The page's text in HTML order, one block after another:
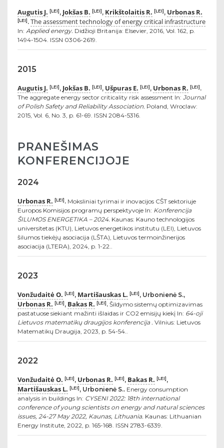
Augutis J. [LEI], Jokšas B. [LEI], Krikštolaitis R. [LEI], Urbonas R.
[LEI]. The assessment technology of energy critical infrastructure
In: Applied energy. Didžioji Britanija: Elsevier, 2016, Vol. 162, p.
1494-1504. ISSN 0306-2619.
2015
Augutis J. [LEI], Jokšas B. [LEI], Ušpuras E. [LEI], Urbonas R. [LEI].
The aggregate energy sector criticality risk assessment In: Journal
of Polish Safety and Reliability Association. Poland, Wroclaw:
2015, Vol. 6, No. 3, p. 61-69. ISSN 2084-5316.
PRANEŠIMAS
KONFERENCIJOJE
2024
Urbonas R. [LEI]. Moksliniai tyrimai ir inovacijos CŠT sektoriuje
Europos Komisijos programų perspektyvoje In: Konferencija
ŠILUMOS ENERGETIKA – 2024. Kaunas: Kauno technologijos
universitetas (KTU), Lietuvos energetikos institutu (LEI), Lietuvos
šilumos tiekėjų asociacija (LŠTA), Lietuvos termoinžinerijos
asociacija (LTERA), 2024, p. 1-22..
2023
Vonžudaitė O. [LEI], Martišauskas L. [LEI], Urbonienė S.,
Urbonas R. [LEI], Bakas R. [LEI]. Šildymo sistemų optimizavimas
pastatuose siekiant mažinti išlaidas ir CO2 emisijų kiekį In: 64-oji
Lietuvos matematikų draugijos konferencija . Vilnius: Lietuvos
Matematikų Draugija, 2023, p. 54-54..
2022
Vonžudaitė O. [LEI], Urbonas R. [LEI], Bakas R. [LEI],
Martišauskas L. [LEI], Urbonienė S.. Energy consumption
analysis in buildings In: CYSENI 2022: 18th international
conference of young scientists on energy and natural sciences
issues, 24-27 May 2022, Kaunas, Lithuania. Kaunas: Lithuanian
Energy Institute, 2022, p. 165-168. ISSN 2783-6339.